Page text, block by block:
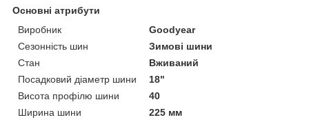
Основні атрибути
Виробник
Goodyear
Сезонність шин
Зимові шини
Стан
Вживаний
Посадковий діаметр шини
18"
Висота профілю шини
40
Ширина шини
225 мм